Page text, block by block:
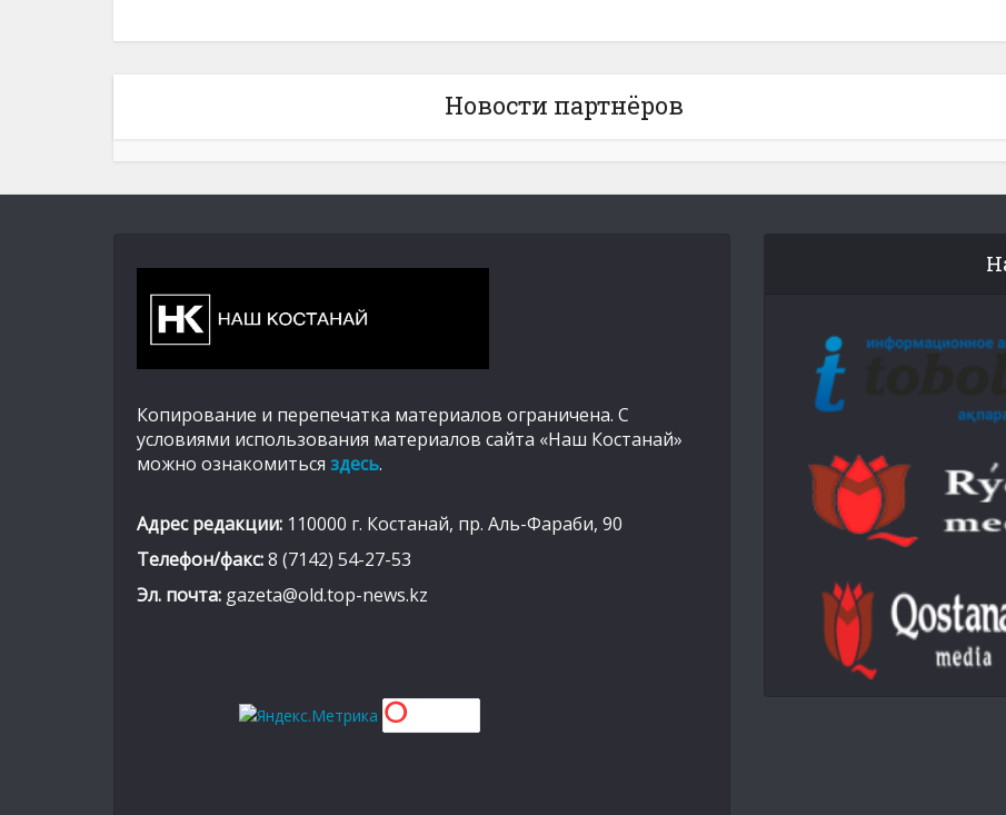
Новости партнёров
Копирование и перепечатка материалов ограничена. С
условиями использования материалов сайта «Наш Костанай»
можно ознакомиться здесь.
Адрес редакции: 110000 г. Костанай, пр. Аль-Фараби, 90
Телефон/факс:8 (7142) 54-27-53
Эл. почта: gazeta@old.top-news.kz